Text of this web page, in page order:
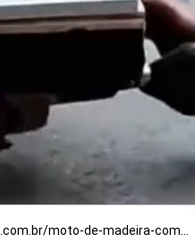
https://ekkogreen.com.br/moto-de-madeira-com-energia-solar/?utm_source=google&utm_medium=discover&utm_campaign=web-stories